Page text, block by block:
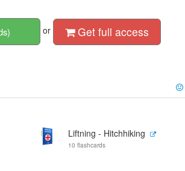
or Get full access
Liftning - Hitchhiking
10 flashcards